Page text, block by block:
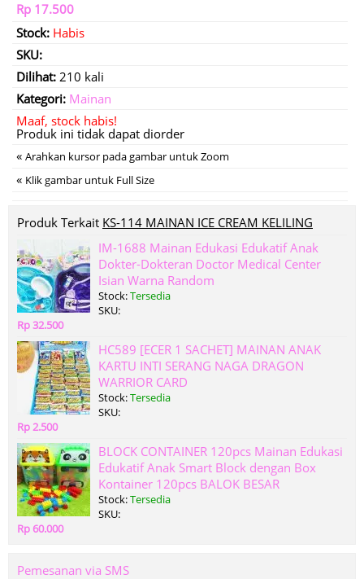
Rp 17.500
Stock: Habis
SKU:
Dilihat: 210 kali
Kategori: Mainan
Maaf, stock habis!
Produk ini tidak dapat diorder
« Arahkan kursor pada gambar untuk Zoom
« Klik gambar untuk Full Size
Produk Terkait KS-114 MAINAN ICE CREAM KELILING
IM-1688 Mainan Edukasi Edukatif Anak
Dokter-Dokteran Doctor Medical Center
Isian Warna Random
Stock:Tersedia
SKU:
Rp 32.500
HC589 [ECER 1 SACHET] MAINAN ANAK
KARTU INTI SERANG NAGA DRAGON
WARRIOR CARD
Stock:Tersedia
SKU:
Rp 2.500
BLOCK CONTAINER 120pcs Mainan Edukasi
Edukatif Anak Smart Block dengan Box
Kontainer 120pcs BALOK BESAR
Stock:Tersedia
SKU:
Rp 60.000
Pemesanan via SMS